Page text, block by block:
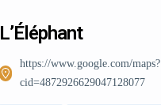
L’Éléphant
https://www.google.com/maps?
cid=4872926629047128077